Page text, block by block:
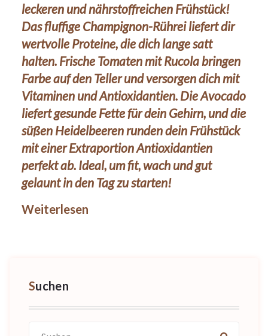
leckeren und nährstoffreichen Frühstück!
Das fluffige Champignon-Rührei liefert dir
wertvolle Proteine, die dich lange satt
halten. Frische Tomaten mit Rucola bringen
Farbe auf den Teller und versorgen dich mit
Vitaminen und Antioxidantien. Die Avocado
liefert gesunde Fette für dein Gehirn, und die
süßen Heidelbeeren runden dein Frühstück
mit einer Extraportion Antioxidantien
perfekt ab. Ideal, um fit, wach und gut
gelaunt in den Tag zu starten!
Weiterlesen
Suchen